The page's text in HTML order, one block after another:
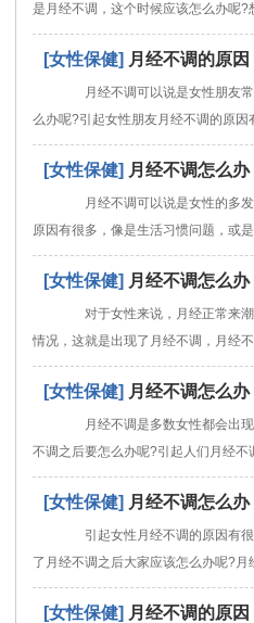
是月经不调，这个时候应该怎么办呢
[女性保健] 月经不调的原
月经不调可以说是女性朋友常
么办呢?引起女性朋友月经不调的原
[女性保健] 月经不调怎么
月经不调可以说是女性的多发
原因有很多，像是生活习惯问题，或
[女性保健] 月经不调怎么
对于女性来说，月经正常来潮
情况，这就是出现了月经不调，月经
[女性保健] 月经不调怎么
月经不调是多数女性都会出现
不调之后要怎么办呢?引起人们月经
[女性保健] 月经不调怎么
引起女性月经不调的原因有很
了月经不调之后大家应该怎么办呢?
[女性保健] 月经不调的原